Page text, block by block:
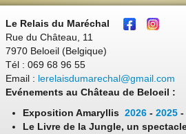
Le Relais du Maréchal
Rue du Château, 11
7970 Beloeil (Belgique)
Tél : 069 68 96 55
Email : lerelaisdumarechal@gmail.com
Evénements au Château de Beloeil :
Exposition Amaryllis 2026 - 2025 -
Le Livre de la Jungle, un